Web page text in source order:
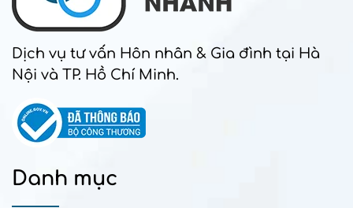
Dịch vụ tư vấn Hôn nhân & Gia đình tại Hà
Nội và TP. Hồ Chí Minh.
Danh mục